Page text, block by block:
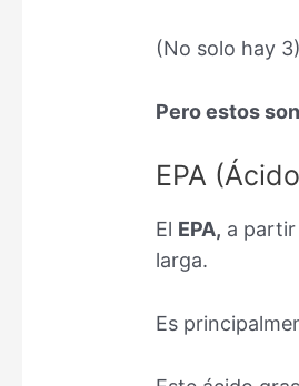
(No solo hay 3)
Pero estos
EPA
El EPA, a partir
larga.
Es